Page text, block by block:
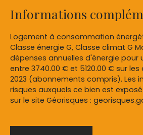
Informations
Logement à consommation
Classe énergie G, Classe climat G
dépenses annuelles d'énergie pour
entre 3740.00 € et 5120.00 € sur les
2023 (abonnements compris). Les
risques auxquels ce bien est
sur le site Géorisques :